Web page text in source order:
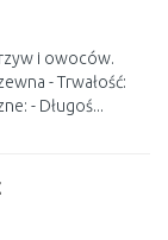
i owoców.
- Trwałość:
- Długoś...